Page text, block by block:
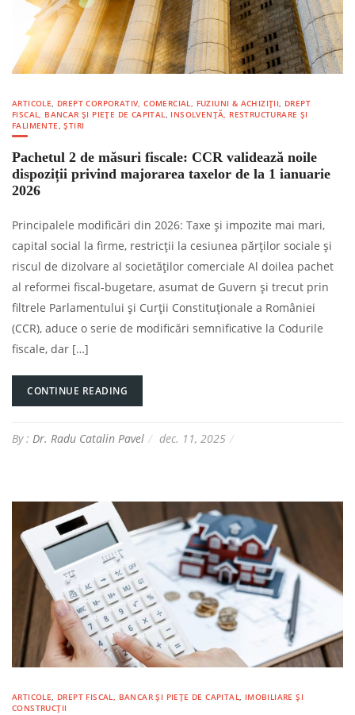
ARTICOLE, DREPT CORPORATIV, COMERCIAL, FUZIUNI & ACHIZIȚII, DREPT
FISCAL, BANCAR ȘI PIEȚE DE CAPITAL, INSOLVENȚĂ, RESTRUCTURARE ȘI
FALIMENTE,ȘTIRI
Pachetul 2 de măsuri fiscale: CCR validează noile
dispoziții privind majorarea taxelor de la 1 ianuarie
2026
Principalele modificări din 2026: Taxe și impozite mai mari,
capital social la firme, restricții la cesiunea părților sociale și
riscul de dizolvare al societăților comerciale Al doilea pachet
al reformei fiscal-bugetare, asumat de Guvern și trecut prin
filtrele Parlamentului și Curții Constituționale a României
(CCR), aduce o serie de modificări semnificative la Codurile
fiscale, dar […]
CONTINUE READING
By : Dr. Radu Catalin Pavel dec. 11, 2025
ARTICOLE, DREPT FISCAL, BANCAR ȘI PIEȚE DE CAPITAL, IMOBILIARE ȘI
CONSTRUCȚII